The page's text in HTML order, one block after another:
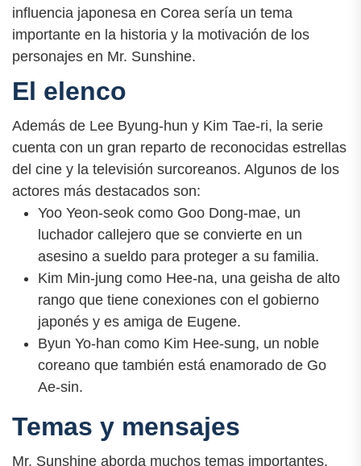
influencia japonesa en Corea sería un tema
importante en la historia y la motivación de los
personajes en Mr. Sunshine.
El elenco
Además de Lee Byung-hun y Kim Tae-ri, la serie
cuenta con un gran reparto de reconocidas estrellas
del cine y la televisión surcoreanos. Algunos de los
actores más destacados son:
Yoo Yeon-seok como Goo Dong-mae, un
luchador callejero que se convierte en un
asesino a sueldo para proteger a su familia.
Kim Min-jung como Hee-na, una geisha de alto
rango que tiene conexiones con el gobierno
japonés y es amiga de Eugene.
Byun Yo-han como Kim Hee-sung, un noble
coreano que también está enamorado de Go
Ae-sin.
Temas y mensajes
Mr. Sunshine aborda muchos temas importantes,